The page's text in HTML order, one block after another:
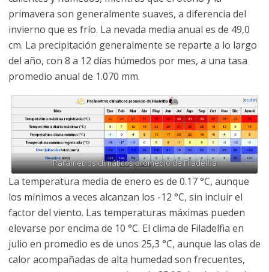
primavera son generalmente suaves, a diferencia del
invierno que es frío. La nevada media anual es de 49,0
cm. La precipitación generalmente se reparte a lo largo
del año, con 8 a 12 días húmedos por mes, a una tasa
promedio anual de 1.070 mm.
Parámetros climáticos promedio de Filadelfia
La temperatura media de enero es de 0.17 °C, aunque
los mínimos a veces alcanzan los -12 °C, sin incluir el
factor del viento. Las temperaturas máximas pueden
elevarse por encima de 10 °C. El clima de Filadelfia en
julio en promedio es de unos 25,3 °C, aunque las olas de
calor acompañadas de alta humedad son frecuentes,